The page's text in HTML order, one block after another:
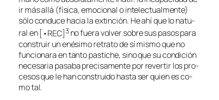
ir más allá (fí­si­ca, emo­cio­nal o in­te­lec­tual­men­te)
só­lo con­du­ce ha­cia la ex­tin­ción. He ahí que lo na­tu­
ral en [•REC]3no fue­ra vol­ver so­bre sus pa­sos pa­ra
cons­truir un enési­mo re­tra­to de sí mis­mo que no
fun­cio­na­ra en tan­to pas­ti­che, sino que su con­di­ción
ne­ce­sa­ria pa­sa­ba pre­ci­sa­men­te por re­ver­tir los pro­
ce­sos que le han cons­trui­do has­ta ser quien es co­
mo tal.